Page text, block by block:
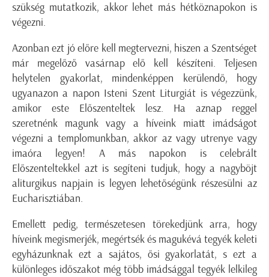
szükség mutatkozik, akkor lehet más hétköznapokon is
végezni.
Azonban ezt jó előre kell megtervezni, hiszen a Szentséget
már megelőző vasárnap elő kell készíteni. Teljesen
helytelen gyakorlat, mindenképpen kerülendő, hogy
ugyanazon a napon Isteni Szent Liturgiát is végezzünk,
amikor este Előszenteltek lesz. Ha aznap reggel
szeretnénk magunk vagy a híveink miatt imádságot
végezni a templomunkban, akkor az vagy utrenye vagy
imaóra legyen! A más napokon is celebrált
Előszenteltekkel azt is segíteni tudjuk, hogy a nagyböjt
aliturgikus napjain is legyen lehetőségünk részesülni az
Eucharisztiában.
Emellett pedig, természetesen törekedjünk arra, hogy
híveink megismerjék, megértsék és magukévá tegyék keleti
egyházunknak ezt a sajátos, ősi gyakorlatát, s ezt a
különleges időszakot még több imádsággal tegyék lelkileg